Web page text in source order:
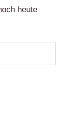
heute